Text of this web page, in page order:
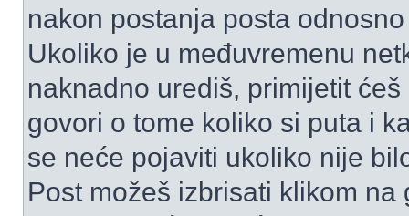
nakon postanja posta
Ukoliko je u međuvremenu
naknadno urediš, primijetit
govori o tome koliko si puta i
se neće pojaviti ukoliko nije
Post možeš izbrisati klikom